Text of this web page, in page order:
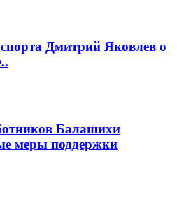
Дмитрий Яковлев о
Балашихи
меры поддержки